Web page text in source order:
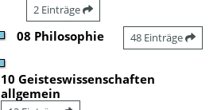
2 Einträge
08 Philosophie 48 Einträge
10 Geisteswissenschaften
allgemein